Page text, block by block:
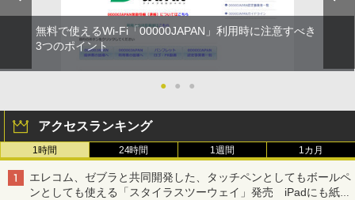
無料で使えるWi-Fi「00000JAPAN」利用時に注意すべき
3つのポイント
● ● ●
アクセスランキング
1時間 24時間 1週間 1カ月
エレコム、ゼブラと共同開発した、タッチペンとしてもボールペ
ンとしても使える「スタイラスツーウェイ」発売 iPadにも紙に